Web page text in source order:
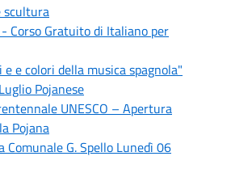
scultura
Corso Gratuito di Italiano per
e colori della musica spagnola"
Pojanese
UNESCO – Apertura
Pojana
Comunale G. Spello Lunedì 06